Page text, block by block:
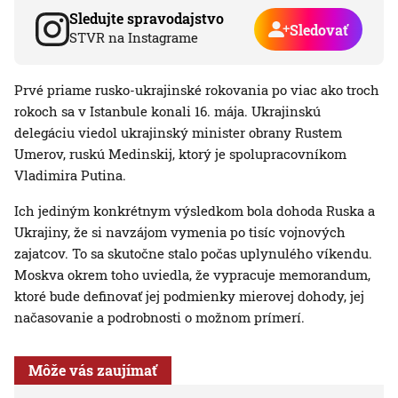
Sledujte spravodajstvo
STVR na Instagrame Sledovať
Prvé priame rusko-ukrajinské rokovania po viac ako troch
rokoch sa v Istanbule konali 16. mája. Ukrajinskú
delegáciu viedol ukrajinský minister obrany Rustem
Umerov, ruskú Medinskij, ktorý je spolupracovníkom
Vladimira Putina.
Ich jediným konkrétnym výsledkom bola dohoda Ruska a
Ukrajiny, že si navzájom vymenia po tisíc vojnových
zajatcov. To sa skutočne stalo počas uplynulého víkendu.
Moskva okrem toho uviedla, že vypracuje memorandum,
ktoré bude definovať jej podmienky mierovej dohody, jej
načasovanie a podrobnosti o možnom prímerí.
Môže vás zaujímať